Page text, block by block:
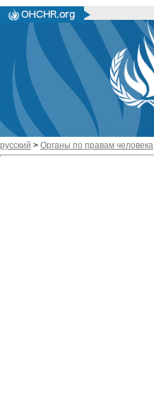
русский > Органы по правам человека